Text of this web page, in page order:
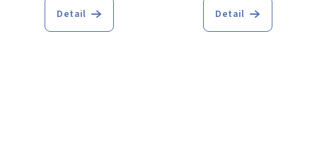
Detail
produktu
Detail